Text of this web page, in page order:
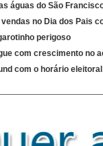
águas do São
no Dia dos Pais
perigoso
com crescimento no
com o horário eleitoral